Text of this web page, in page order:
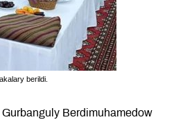
berildi.
Berdimuhamedow